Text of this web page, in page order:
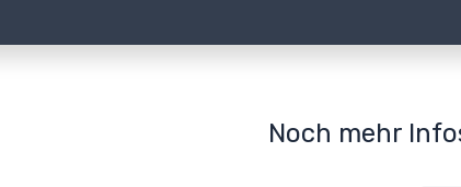
Noch mehr